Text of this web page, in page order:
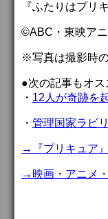
『ふたりはプリ
©ABC・東映ア
※写真は撮影時
●次の記事も
・ 12人が奇跡を
・ 管理国家ラビ
→『プリキュア
→映画・アニメ